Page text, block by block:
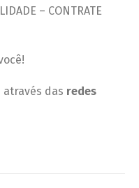
– CONTRATE
através das redes